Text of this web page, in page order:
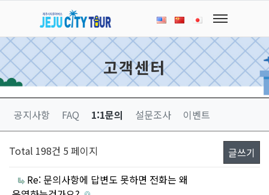
고객센터
공지사항 FAQ 1:1문의 설문조사 이벤트
Total 198건 5 페이지
글쓰기
Re: 문의사항에 답변도 못하면 전화는 왜